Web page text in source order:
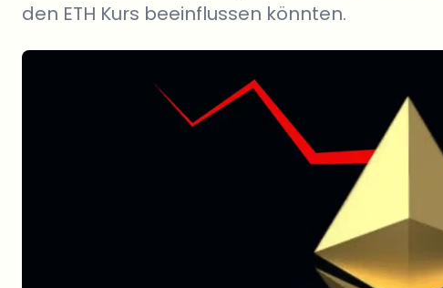
den ETH Kurs beeinflussen könnten.